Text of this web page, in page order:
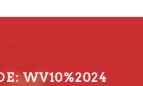
WV10%2024